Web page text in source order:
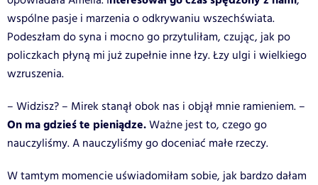
wspólne pasje i marzenia o odkrywaniu wszechświata.
Podeszłam do syna i mocno go przytuliłam, czując, jak po
policzkach płyną mi już zupełnie inne łzy. Łzy ulgi i wielkiego
wzruszenia.
– Widzisz? – Mirek stanął obok nas i objął mnie ramieniem. –
On ma gdzieś te pieniądze.Ważne jest to, czego go
nauczyliśmy. A nauczyliśmy go doceniać małe rzeczy.
W tamtym momencie uświadomiłam sobie, jak bardzo dałam